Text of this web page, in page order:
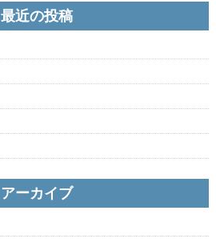
最近の投稿
アーカイブ